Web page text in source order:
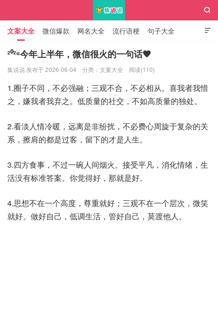

文案大全 微信爆款 网名大全 流行语梗 句子大全
知识大全

²⁰²⁶今年上半年，微信很火的一句话🧡
集说说 发布于 2026-06-04 分类： 文案大全 阅读(110)
1.圈子不同，不必强融；三观不合，不必相从。喜我者我惜
之，嫌我者我弃之。低质量的社交，不如高质量的独处。
2.看淡人情冷暖，远离是非纷扰，不必费心周旋于复杂的关
系，擦肩的都是过客，留下的才是人生。
3.四方食事，不过一碗人间烟火。接受平凡，消化情绪，生
活没有标准答案。你觉得好，那就是好。
4.思想不在一个高度，尊重就好；三观不在一个层次，微笑
就好。做好自己，低调生活，管好自己，莫渡他人。